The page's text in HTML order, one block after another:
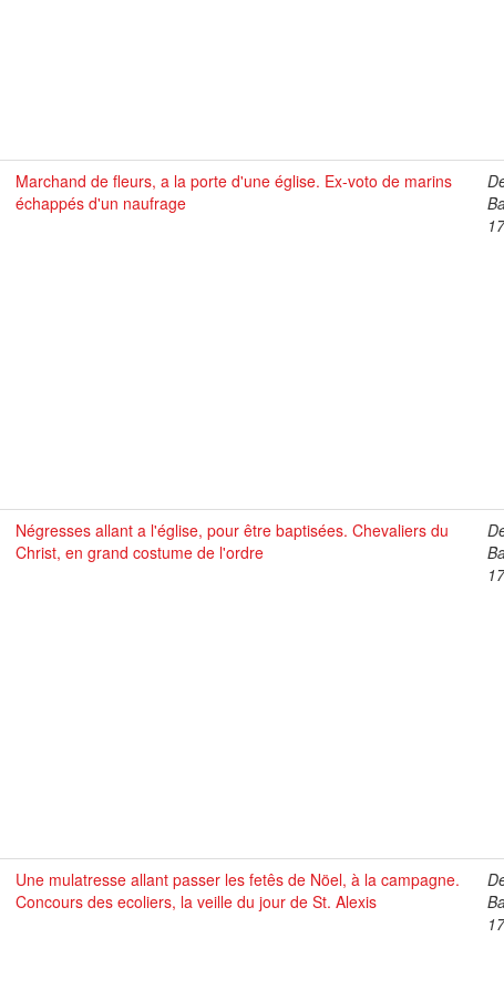
Marchand de fleurs, a la porte d'une église. Ex-voto de marins
échappés d'un naufrage
Négresses allant a l'église, pour être baptisées. Chevaliers du
Christ, en grand costume de l'ordre
Une mulatresse allant passer les fetês de Nöel, à la campagne.
Concours des ecoliers, la veille du jour de St. Alexis